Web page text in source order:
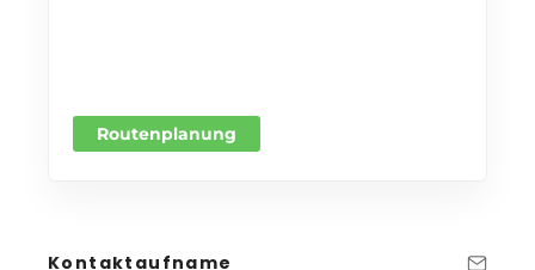
Routenplanung
Kontaktaufname